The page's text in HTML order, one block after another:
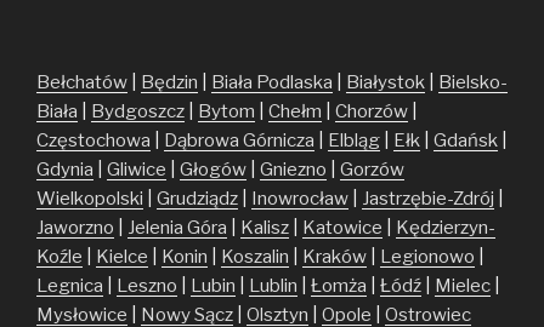
Bełchatów Będzin Biała Podlaska Białystok
Bielsko-
Biała
Bydgoszcz Bytom Chełm Chorzów
Częstochowa
Dąbrowa Górnicza Elbląg Ełk Gdańsk
Gdynia
Gliwice Głogów Gniezno
Gorzów
Wielkopolski
Grudziądz Inowrocław Jastrzębie-Zdrój
Jaworzno
Jelenia Góra Kalisz Katowice
Kędzierzyn-
Koźle
Kielce Konin Koszalin Kraków Legionowo
Legnica
Leszno Lubin Lublin Łomża Łódź Mielec
Mysłowice
Nowy Sącz Olsztyn Opole Ostrowiec